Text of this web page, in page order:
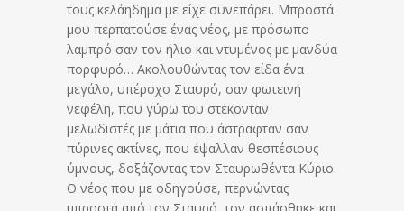
τους κελάηδημα με είχε συνεπάρει. Μπροστά
μου περπατούσε ένας νέος, με πρόσωπο
λαμπρό σαν τον ήλιο και ντυμένος με μανδύα
πορφυρό… Ακολουθώντας τον είδα ένα
μεγάλο, υπέροχο Σταυρό, σαν φωτεινή
νεφέλη, που γύρω του στέκονταν
μελωδιστές με μάτια που άστραφταν σαν
πύρινες ακτίνες, που έψαλλαν θεσπέσιους
ύμνους, δοξάζοντας τον Σταυρωθέντα Κύριο.
Ο νέος που με οδηγούσε, περνώντας